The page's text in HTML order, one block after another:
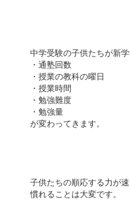
中学受験の子供たちが新
・通塾回数
・授業の教科の曜日
・授業時間
・勉強難度
・勉強量
が変わってきます。
子供たちの順応する力が速
慣れることは大変です。